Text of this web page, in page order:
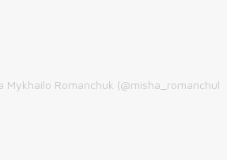
Romanchuk (@misha_romanchuk)